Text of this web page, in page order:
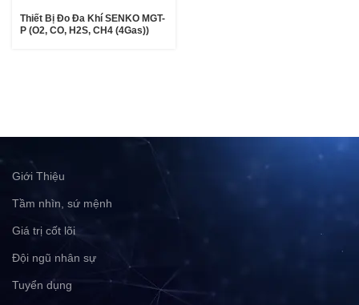
Thiết Bị Đo Đa Khí SENKO MGT-
P (O2, CO, H2S, CH4 (4Gas))
Giới Thiệu
Tầm nhìn, sứ mệnh
Giá trị cốt lõi
Đội ngũ nhân sự
Tuyển dụng